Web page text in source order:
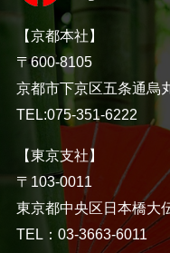
【京都本社】
〒600-8105
京都市下京区五条通烏
TEL:075-351-6222
【東京支社】
〒103-0011
東京都中央区日本橋大
TEL：03-3663-6011